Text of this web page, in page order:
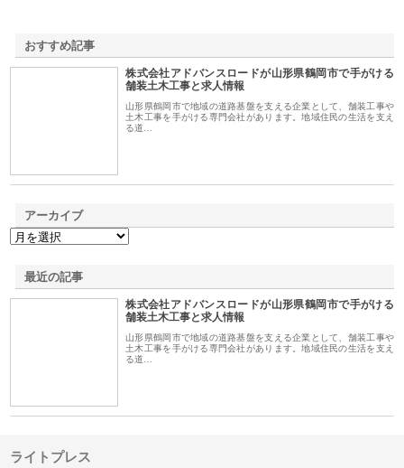
おすすめ記事
株式会社アドバンスロードが山形県鶴岡市で手がける
舗装土木工事と求人情報
山形県鶴岡市で地域の道路基盤を支える企業として、舗装工事や
土木工事を手がける専門会社があります。地域住民の生活を支え
る道…
アーカイブ
最近の記事
株式会社アドバンスロードが山形県鶴岡市で手がける
舗装土木工事と求人情報
山形県鶴岡市で地域の道路基盤を支える企業として、舗装工事や
土木工事を手がける専門会社があります。地域住民の生活を支え
る道…
ライトプレス